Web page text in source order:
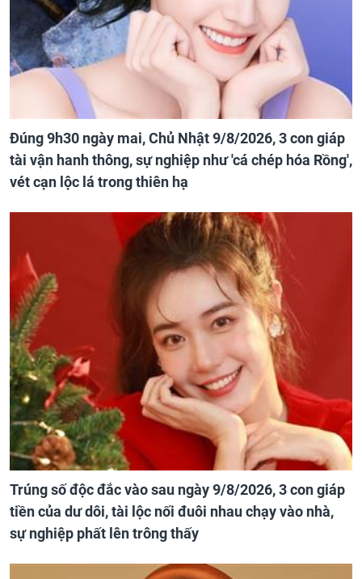
Đúng 9h30 ngày mai, Chủ Nhật 9/8/2026, 3 con giáp
tài vận hanh thông, sự nghiệp như 'cá chép hóa Rồng',
vét cạn lộc lá trong thiên hạ
Trúng số độc đắc vào sau ngày 9/8/2026, 3 con giáp
tiền của dư dôi, tài lộc nối đuôi nhau chạy vào nhà,
sự nghiệp phất lên trông thấy